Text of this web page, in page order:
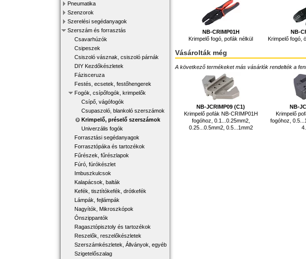
Pneumatika
Szenzorok
Szerelési segédanyagok
Szerszám és forrasztás
Csavarhúzók
Csipeszek
Csiszoló vásznak, csiszoló párnák
DIY Kezdőkészletek
Fázisceruza
Festés, ecsetek, festőhengerek
Fogók, csípőfogók, krimpelők
Csípő, vágófogók
Csupaszoló, blankoló szerszámok
Krimpelő, préselő szerszámok
Univerzális fogók
Forrasztási segédanyagok
Forrasztópáka és tartozékok
Fűrészek, fűrészlapok
Fúró, fúrókészlet
Imbuszkulcsok
Kalapácsok, balták
Kefék, tisztítókefék, drótkefék
Lámpák, fejlámpák
Nagyítók, Mikroszkópok
Ónszippantók
Ragasztópisztoly és tartozékok
Reszelők, reszelőkészletek
Szerszámkészletek, Állványok, egyéb
Szigetelőszalag
NB-CRIMP01H
Krimpelő fogó, pofák nélkül
NB-
Krimpelő fogó,
Vásárolták még
A következő termékeket más vásárlók rendelték a
NB-JCRIMP09 (C1)
Krimpelő pofák NB-CRIMP01H
fogóhoz, 0.1...0.25mm2,
0.25...0.5mm2, 0.5...1mm2
NB-
Krimpelő
fogóhoz,